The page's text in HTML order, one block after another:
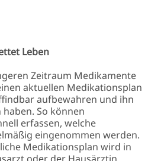
Leben
Zeitraum Medikamente
aktuellen Medikationsplan
aufbewahren und ihn
So können
erfassen, welche
eingenommen werden.
Medikationsplan wird in
oder der Hausärztin